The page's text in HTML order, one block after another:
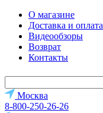
О магазине
Доставка и оплата
Видеообзоры
Возврат
Контакты
Москва
8-800-250-26-26